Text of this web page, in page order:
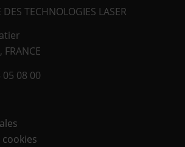
DES TECHNOLOGIES LASER
05 08 00